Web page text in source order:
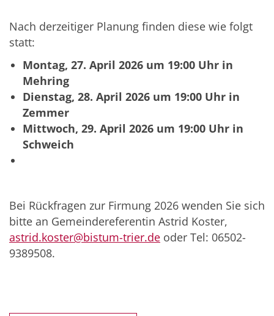
Nach derzeitiger Planung finden diese wie folgt
statt:
Montag, 27. April 2026 um 19:00 Uhr in
Mehring
Dienstag, 28. April 2026 um 19:00 Uhr in
Zemmer
Mittwoch, 29. April 2026 um 19:00 Uhr in
Schweich
Bei Rückfragen zur Firmung 2026 wenden Sie sich
bitte an Gemeindereferentin Astrid Koster,
astrid.koster@bistum-trier.de oder Tel: 06502-
9389508.